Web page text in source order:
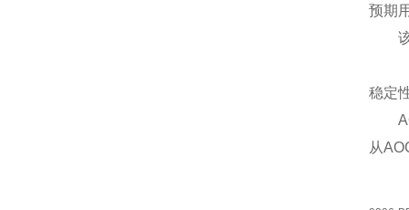
预期
稳定
从